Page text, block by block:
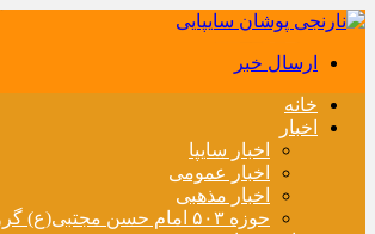
ارسال خبر
خانه
اخبار
اخبار سایپا
اخبار عمومی
اخبار مذهبی
حوزه ۵۰۳ امام حسن مجتبی(ع) گروه سایپا